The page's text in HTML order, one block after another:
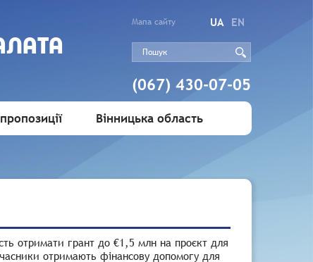
Мапа сайту UA EN
(067) 430-07-05
Вінницька область
отримати грант до €1,5 млн на проєкт для
отримають фінансову допомогу для